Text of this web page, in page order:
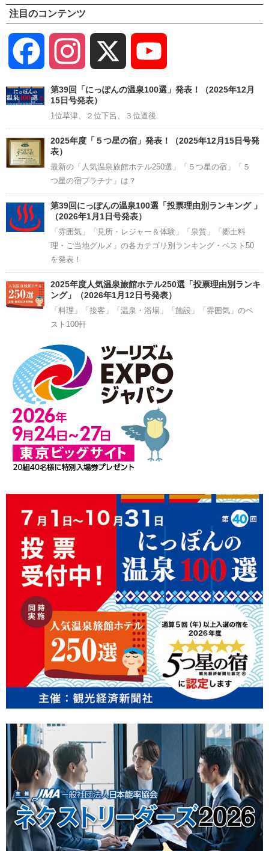
注目のコンテンツ
Facebook Instagram
Channel
第39回「にっぽんの温泉100選」発表！（2025年12月
15日号発表）
1位草津、２位下呂、３位道後
2025年度「５つ星の宿」発表！（2025年12月15日号発
表）
最新の「人気温泉旅館ホテル250選」「５つ星の宿」「５
つ星の宿プラチナ」は？
第39回にっぽんの温泉100選「投票理由別ランキング 」
（2026年1月1日号発表）
「雰囲気」「見所・レジャー＆体験」「泉質」「郷土料
理・ご当地グルメ」の各カテゴリ別ランキング・ベスト50
を発表！
2025年度人気温泉旅館ホテル250選「投票理由別ランキ
ング」（2026年1月12日号発表）
「料理」「接客」「温泉・浴場」「施設」「雰囲気」のベ
スト100軒